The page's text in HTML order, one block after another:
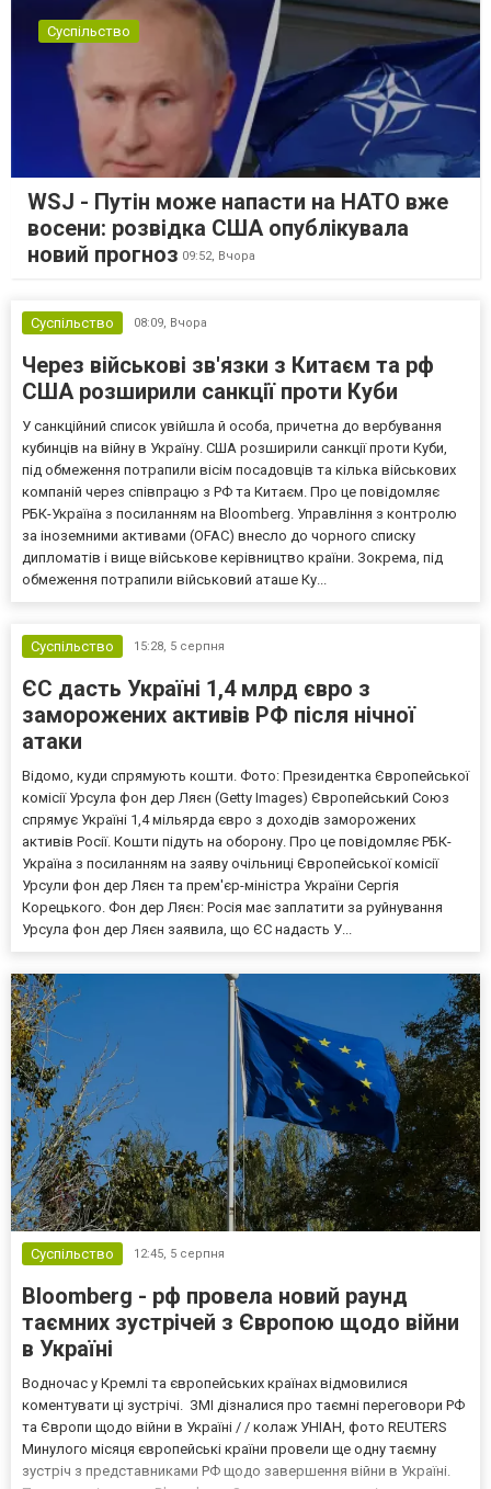
Суспільство
WSJ - Путін може напасти на НАТО вже
восени: розвідка США опублікувала
новий прогноз 09:52, Вчора
Суспільство 08:09, Вчора
Через військові зв'язки з Китаєм та рф
США розширили санкції проти Куби
У санкційний список увійшла й особа, причетна до вербування
кубинців на війну в Україну. США розширили санкції проти Куби,
під обмеження потрапили вісім посадовців та кілька військових
компаній через співпрацю з РФ та Китаєм. Про це повідомляє
РБК-Україна з посиланням на Bloomberg. Управління з контролю
за іноземними активами (OFAC) внесло до чорного списку
дипломатів і вище військове керівництво країни. Зокрема, під
обмеження потрапили військовий аташе Ку...
Суспільство 15:28, 5 серпня
ЄС дасть Україні 1,4 млрд євро з
заморожених активів РФ після нічної
атаки
Відомо, куди спрямують кошти. Фото: Президентка Європейської
комісії Урсула фон дер Ляєн (Getty Images) Європейський Союз
спрямує Україні 1,4 мільярда євро з доходів заморожених
активів Росії. Кошти підуть на оборону. Про це повідомляє РБК-
Україна з посиланням на заяву очільниці Європейської комісії
Урсули фон дер Ляєн та прем'єр-міністра України Сергія
Корецького. Фон дер Ляєн: Росія має заплатити за руйнування
Урсула фон дер Ляєн заявила, що ЄС надасть У...
Суспільство 12:45, 5 серпня
Bloomberg - рф провела новий раунд
таємних зустрічей з Європою щодо війни
в Україні
Водночас у Кремлі та європейських країнах відмовилися
коментувати ці зустрічі. ЗМІ дізналися про таємні переговори РФ
та Європи щодо війни в Україні / / колаж УНІАН, фото REUTERS
Минулого місяця європейські країни провели ще одну таємну
зустріч з представниками РФ щодо завершення війни в Україні.